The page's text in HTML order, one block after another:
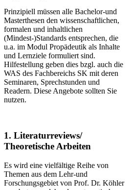
Prinzipiell müssen alle Bachelor-und
Masterthesen den wissenschaftlichen,
formalen und inhaltlichen
(Mindest-)Standards entsprechen, die
u.a. im Modul Propädeutik als Inhalte
und Lernziele formuliert sind.
Hilfestellung geben dies bzgl. auch die
WAS des Fachbereichs SK mit deren
Seminaren, Sprechstunden und
Readern. Diese Angebote sollten Sie
nutzen.
1. Literaturreviews/
Theoretische Arbeiten
Es wird eine vielfältige Reihe von
Themen aus dem Lehr-und
Forschungsgebiet von Prof. Dr. Köhler